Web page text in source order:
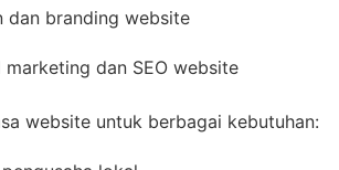
dan branding website
dan SEO website
website untuk berbagai kebutuhan: